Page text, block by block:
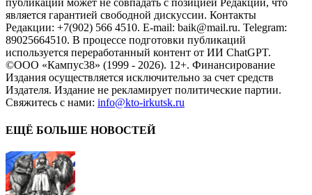
публикаций может не совпадать с позицией Редакции, что
является гарантией свободной дискуссии. Контакты
Редакции: +7(902) 566 4510. E-mail: baik@mail.ru. Telegram:
89025664510. В процессе подготовки публикаций
используется переработанный контент от ИИ ChatGPT.
©ООО «Кампус38» (1999 - 2026). 12+. Финансирование
Издания осуществляется исключительно за счет средств
Издателя. Издание не рекламирует политические партии.
Свяжитесь с нами: info@kto-irkutsk.ru
ЕЩЁ БОЛЬШЕ НОВОСТЕЙ